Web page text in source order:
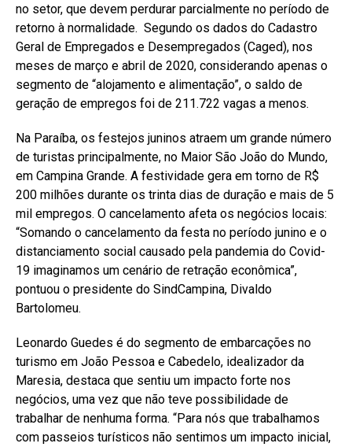
no setor, que devem perdurar parcialmente no período de
retorno à normalidade. Segundo os dados do Cadastro
Geral de Empregados e Desempregados (Caged), nos
meses de março e abril de 2020, considerando apenas o
segmento de “alojamento e alimentação”, o saldo de
geração de empregos foi de 211.722 vagas a menos.
Na Paraíba, os festejos juninos atraem um grande número
de turistas principalmente, no Maior São João do Mundo,
em Campina Grande. A festividade gera em torno de R$
200 milhões durante os trinta dias de duração e mais de 5
mil empregos. O cancelamento afeta os negócios locais:
“Somando o cancelamento da festa no período junino e o
distanciamento social causado pela pandemia do Covid-
19 imaginamos um cenário de retração econômica”,
pontuou o presidente do SindCampina, Divaldo
Bartolomeu.
Leonardo Guedes é do segmento de embarcações no
turismo em João Pessoa e Cabedelo, idealizador da
Maresia, destaca que sentiu um impacto forte nos
negócios, uma vez que não teve possibilidade de
trabalhar de nenhuma forma. “Para nós que trabalhamos
com passeios turísticos não sentimos um impacto inicial,